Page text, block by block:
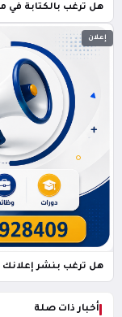
هل ترغب بالكتابة في
إعلان
هل ترغب بنشر إعلانك
أخبار ذات صلة